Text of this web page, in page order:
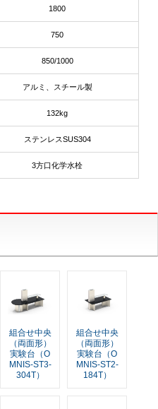
1800
750
850/1000
アルミ、スチール製
132kg
ステンレスSUS304
3方口化学水栓
組合せ中央
（両面形）
実験台（O
MNIS-ST3-
304T）
組合せ中央
（両面形）
実験台（O
MNIS-ST2-
184T）